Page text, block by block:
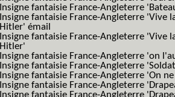
Insigne fantaisie France-Angleterre
Insigne fantaisie France-Angleterre
Hitler' émail
Insigne fantaisie France-Angleterre
Hitler'
Insigne fantaisie France-Angleterre 'on
Insigne fantaisie France-Angleterre
Insigne fantaisie France-Angleterre 'On
Insigne fantaisie France-Angleterre
Insigne fantaisie France-Angleterre